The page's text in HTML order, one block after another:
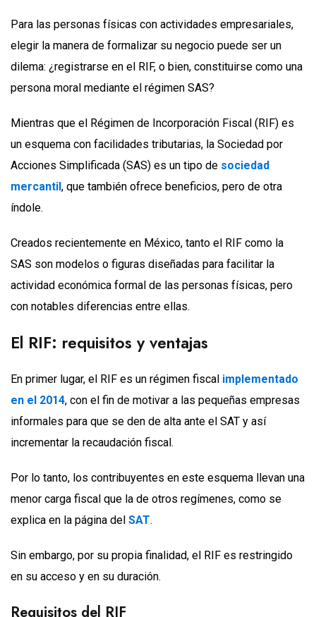
Para las personas físicas con actividades empresariales,
elegir la manera de formalizar su negocio puede ser un
dilema: ¿registrarse en el RIF, o bien, constituirse como una
persona moral mediante el régimen SAS?
Mientras que el Régimen de Incorporación Fiscal (RIF) es
un esquema con facilidades tributarias, la Sociedad por
Acciones Simplificada (SAS) es un tipo de sociedad
mercantil, que también ofrece beneficios, pero de otra
índole.
Creados recientemente en México, tanto el RIF como la
SAS son modelos o figuras diseñadas para facilitar la
actividad económica formal de las personas físicas, pero
con notables diferencias entre ellas.
El RIF: requisitos y ventajas
En primer lugar, el RIF es un régimen fiscal implementado
en el 2014, con el fin de motivar a las pequeñas empresas
informales para que se den de alta ante el SAT y así
incrementar la recaudación fiscal.
Por lo tanto, los contribuyentes en este esquema llevan una
menor carga fiscal que la de otros regímenes, como se
explica en la página del SAT.
Sin embargo, por su propia finalidad, el RIF es restringido
en su acceso y en su duración.
Requisitos del RIF